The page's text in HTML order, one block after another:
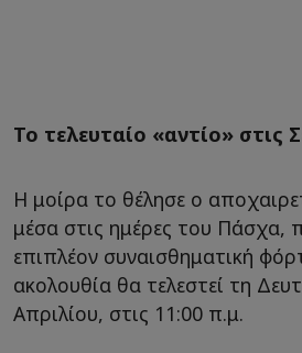
Το τελευταίο «αντίο» στις
Η μοίρα το θέλησε ο
μέσα στις ημέρες του Πάσχα,
επιπλέον συναισθηματική
ακολουθία θα τελεστεί τη
Απριλίου, στις 11:00 π.μ.